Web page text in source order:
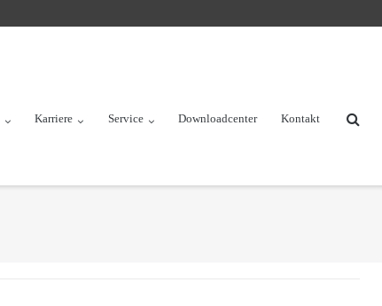
Karriere Service Downloadcenter Kontakt